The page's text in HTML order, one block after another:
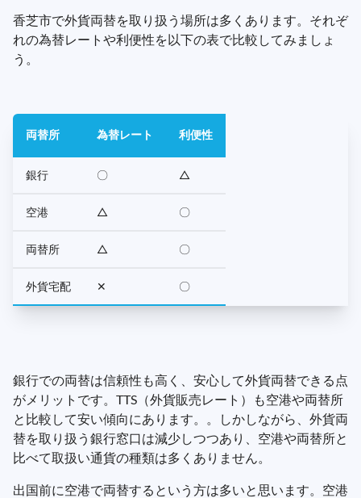
香芝市で外貨両替を取り扱う場所は多くあります。それぞ
れの為替レートや利便性を以下の表で比較してみましょ
う。
両替所 為替レート 利便性
銀行 〇 △
空港 △ 〇
両替所 △ 〇
外貨宅配 ✕ 〇
銀行での両替は信頼性も高く、安心して外貨両替できる点
がメリットです。TTS（外貨販売レート）も空港や両替所
と比較して安い傾向にあります。。しかしながら、外貨両
替を取り扱う銀行窓口は減少しつつあり、空港や両替所と
比べて取扱い通貨の種類は多くありません。
出国前に空港で両替するという方は多いと思います。空港